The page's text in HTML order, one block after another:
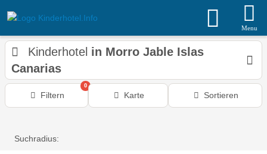
Menu
Kinderhotel in Morro Jable Islas
Canarias
Filtern
0
Karte Sortieren
Suchradius: